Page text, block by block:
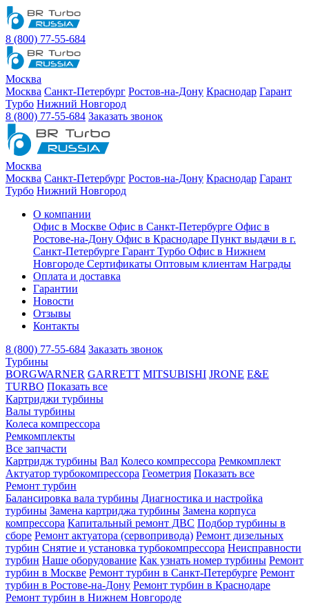
8 (800) 77-55-684
Москва
Москва Санкт-Петербург Ростов-на-Дону Краснодар Гарант
Турбо Нижний Новгород
8 (800) 77-55-684 Заказать звонок
Москва
Москва Санкт-Петербург Ростов-на-Дону Краснодар Гарант
Турбо Нижний Новгород
О компании
Офис в Москве Офис в Санкт-Петербурге Офис в
Ростове-на-Дону Офис в Краснодаре Пункт выдачи в г.
Санкт-Петербурге Гарант Турбо Офис в Нижнем
Новгороде Сертификаты Оптовым клиентам Награды
Оплата и доставка
Гарантии
Новости
Отзывы
Контакты
8 (800) 77-55-684 Заказать звонок
Турбины
BORGWARNER GARRETT MITSUBISHI JRONE E&E
TURBO Показать все
Картриджи турбины
Валы турбины
Колеса компрессора
Ремкомплекты
Все запчасти
Картридж турбины Вал Колесо компрессора Ремкомплект
Актуатор турбокомпрессора Геометрия Показать все
Ремонт турбин
Балансировка вала турбины Диагностика и настройка
турбины Замена картриджа турбины Замена корпуса
компрессора Капитальный ремонт ДВС Подбор турбины в
сборе Ремонт актуатора (сервопривода) Ремонт дизельных
турбин Снятие и установка турбокомпрессора Неисправности
турбин Наше оборудование Как узнать номер турбины Ремонт
турбин в Москве Ремонт турбин в Санкт-Петербурге Ремонт
турбин в Ростове-на-Дону Ремонт турбин в Краснодаре
Ремонт турбин в Нижнем Новгороде